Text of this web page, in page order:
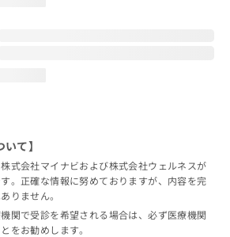
て】
式会社マイナビおよび株式会社ウェルネスが
。正確な情報に努めておりますが、内容を完
りません。
関で受診を希望される場合は、必ず医療機関
をお勧めします。